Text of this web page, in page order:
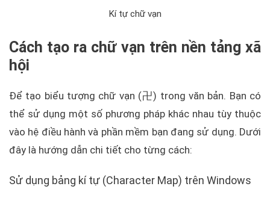
Kí tự chữ vạn
Cách tạo ra chữ vạn trên nền tảng xã
hội
Để tạo biểu tượng chữ vạn (卍) trong văn bản. Bạn có
thể sử dụng một số phương pháp khác nhau tùy thuộc
vào hệ điều hành và phần mềm bạn đang sử dụng. Dưới
đây là hướng dẫn chi tiết cho từng cách:
Sử dụng bảng kí tự (Character Map) trên Windows